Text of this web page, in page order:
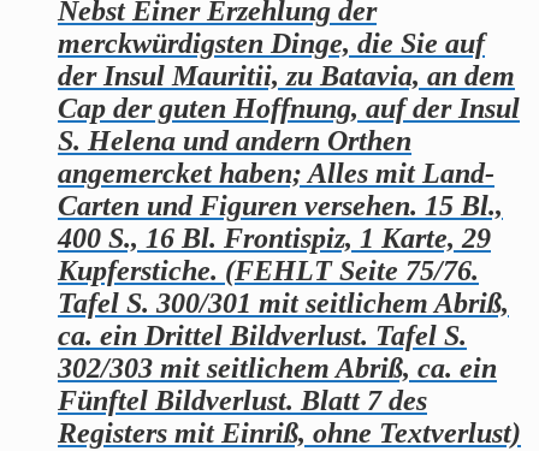
Nebst Einer Erzehlung der
merckwürdigsten Dinge, die Sie auf
der Insul Mauritii, zu Batavia, an dem
Cap der guten Hoffnung, auf der Insul
S. Helena und andern Orthen
angemercket haben; Alles mit Land-
Carten und Figuren versehen. 15 Bl.,
400 S., 16 Bl. Frontispiz, 1 Karte, 29
Kupferstiche. (FEHLT Seite 75/76.
Tafel S. 300/301 mit seitlichem Abriß,
ca. ein Drittel Bildverlust. Tafel S.
302/303 mit seitlichem Abriß, ca. ein
Fünftel Bildverlust. Blatt 7 des
Registers mit Einriß, ohne Textverlust)